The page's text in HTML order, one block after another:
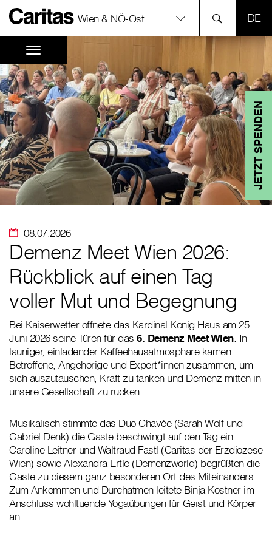
Wien & NÖ-Ost
JETZT SPENDEN
08.07.2026
Demenz Meet Wien 2026:
Rückblick auf einen Tag
voller Mut und Begegnung
Bei Kaiserwetter öffnete das Kardinal König Haus am 25.
Juni 2026 seine Türen für das 6. Demenz Meet Wien. In
launiger, einladender Kaffeehausatmosphäre kamen
Betroffene, Angehörige und Expert*innen zusammen, um
sich auszutauschen, Kraft zu tanken und Demenz mitten in
unsere Gesellschaft zu rücken.
Musikalisch stimmte das Duo Chavée (Sarah Wolf und
Gabriel Denk) die Gäste beschwingt auf den Tag ein.
Caroline Leitner und Waltraud Fastl (Caritas der Erzdiözese
Wien) sowie Alexandra Ertle (Demenzworld) begrüßten die
Gäste zu diesem ganz besonderen Ort des Miteinanders.
Zum Ankommen und Durchatmen leitete Binja Kostner im
Anschluss wohltuende Yogaübungen für Geist und Körper
an.